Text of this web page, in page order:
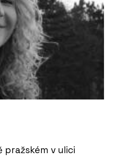
pražském v ulici